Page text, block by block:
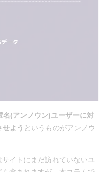
(アンノウン)ユーザーに対
よう というものがアンノウ
イトにまだ訪れていないユ